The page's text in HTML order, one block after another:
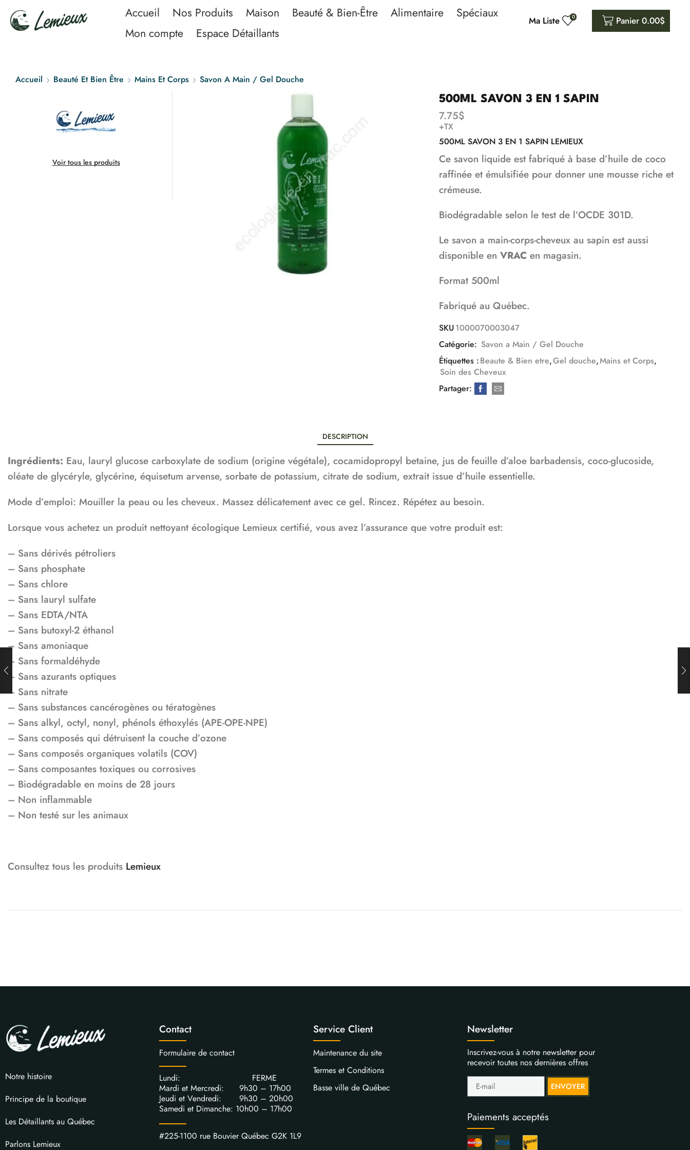
Accueil Nos Produits Maison Beauté & Bien-Être Alimentaire
Spéciaux
Mon compte
Espace Détaillants
Ma Liste 0 Panier 0.00$
Accueil Beauté Et Bien Être Mains Et Corps Savon A Main / Gel Douche
500ML SAVON 3 EN 1 SAPIN
7.75$
+TX
500ML SAVON 3 EN 1 SAPIN LEMIEUX
Ce savon liquide est fabriqué à base d’huile de coco
raffinée et émulsifiée pour donner une mousse riche et
crémeuse.
Biodégradable selon le test de l’OCDE 301D.
Le savon a main-corps-cheveux au sapin est aussi
disponible en VRAC en magasin.
Format 500ml
Fabriqué au Québec.
SKU1000070003047
Catégorie: Savon a Main / Gel Douche
Étiquettes :Beaute & Bien etre,Gel douche,Mains et Corps,
Soin des Cheveux
Partager:
Voir tous les produits
DESCRIPTION
Ingrédients: Eau, lauryl glucose carboxylate de sodium (origine végétale), cocamidopropyl betaine, jus de feuille d’aloe barbadensis, coco-glucoside,
oléate de glycéryle, glycérine, équisetum arvense, sorbate de potassium, citrate de sodium, extrait issue d’huile essentielle.
Mode d’emploi: Mouiller la peau ou les cheveux. Massez délicatement avec ce gel. Rincez. Répétez au besoin.
Lorsque vous achetez un produit nettoyant écologique Lemieux certifié, vous avez l’assurance que votre produit est:
– Sans dérivés pétroliers
– Sans phosphate
– Sans chlore
– Sans lauryl sulfate
– Sans EDTA/NTA
– Sans butoxyl-2 éthanol
– Sans amoniaque
– Sans formaldéhyde
– Sans azurants optiques
– Sans nitrate
– Sans substances cancérogènes ou tératogènes
– Sans alkyl, octyl, nonyl, phénols éthoxylés (APE-OPE-NPE)
– Sans composés qui détruisent la couche d’ozone
– Sans composés organiques volatils (COV)
– Sans composantes toxiques ou corrosives
– Biodégradable en moins de 28 jours
– Non inflammable
– Non testé sur les animaux
Consultez tous les produits Lemieux
Notre histoire
Principe de la boutique
Les Détaillants au Québec
Parlons Lemieux
Contact
Formulaire de contact
Lundi: FERME
Mardi et Mercredi: 9h30 – 17h00
Jeudi et Vendredi: 9h30 – 20h00
Samedi et Dimanche: 10h00 – 17h00
#225-1100 rue Bouvier Québec G2K 1L9
Service Client
Maintenance du site
Termes et Conditions
Basse ville de Québec
Newsletter
Inscrivez-vous à notre newsletter pour
recevoir toutes nos dernières offres
ENVOYER
Paiements acceptés